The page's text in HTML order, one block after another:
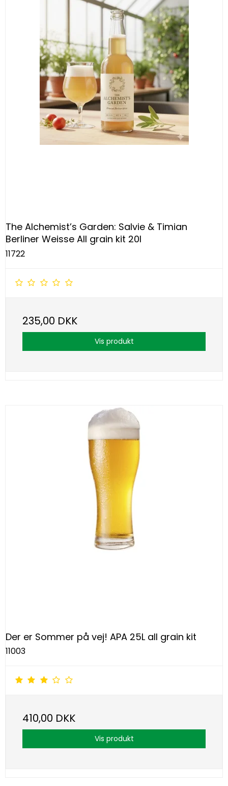
The Alchemist’s Garden: Salvie & Timian
Berliner Weisse All grain kit 20l
11722
235,00 DKK
Vis produkt
Der er Sommer på vej! APA 25L all grain kit
11003
410,00 DKK
Vis produkt